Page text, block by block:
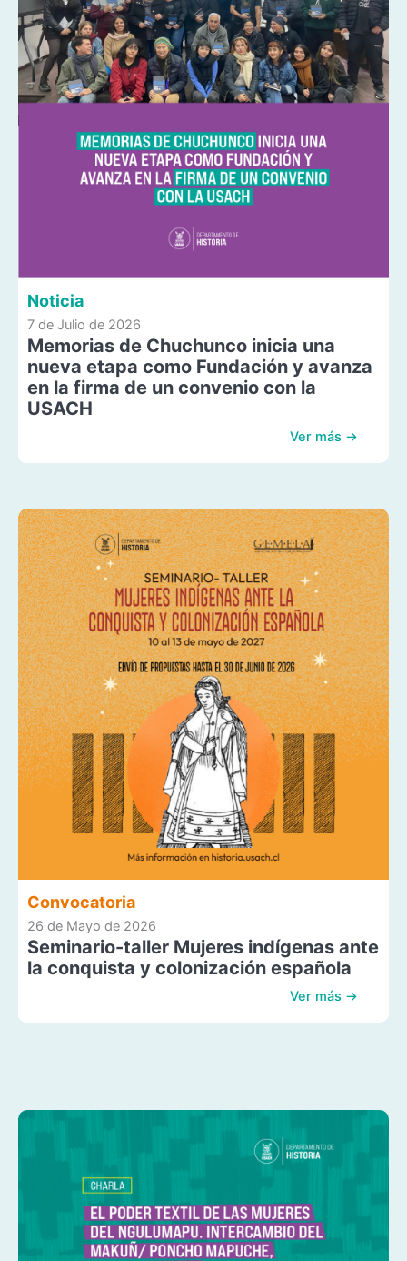
Noticia
7 de Julio de 2026
Memorias de Chuchunco inicia una
nueva etapa como Fundación y avanza
en la firma de un convenio con la
USACH
Ver más →
Convocatoria
26 de Mayo de 2026
Seminario-taller Mujeres indígenas ante
la conquista y colonización española
Ver más →